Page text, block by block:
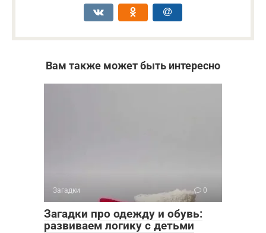
Вам также может быть интересно
Загадки 0
Загадки про одежду и обувь:
развиваем логику с детьми